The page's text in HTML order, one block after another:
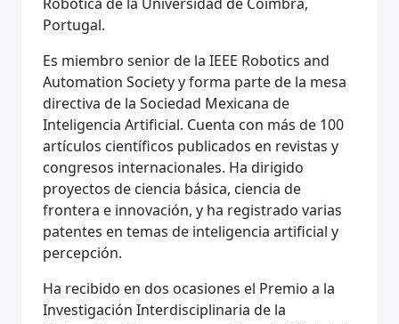
Portugal.
Es miembro senior de la IEEE Robotics and
Automation Society y forma parte de la mesa
directiva de la Sociedad Mexicana de
Inteligencia Artificial. Cuenta con más de 100
artículos científicos publicados en revistas y
congresos internacionales. Ha dirigido
proyectos de ciencia básica, ciencia de
frontera e innovación, y ha registrado varias
patentes en temas de inteligencia artificial y
percepción.
Ha recibido en dos ocasiones el Premio a la
Investigación Interdisciplinaria de la